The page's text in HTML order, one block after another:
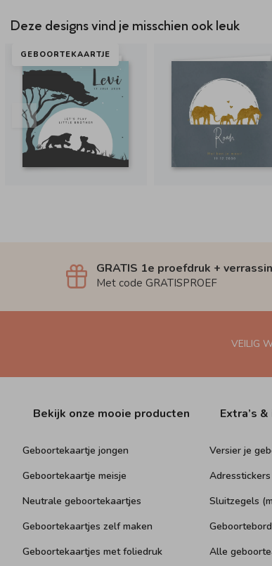
Deze designs vind je misschien ook leuk
GEBOORTEKAARTJE
GRATIS 1e proefdruk +
Met code GRATISPROEF
VEILIG
Bekijk onze mooie producten
Geboortekaartje jongen
Geboortekaartje meisje
Neutrale geboortekaartjes
Geboortekaartjes zelf maken
Geboortekaartjes met foliedruk
Extra’s
Versier je
Sluitzegels
Alle